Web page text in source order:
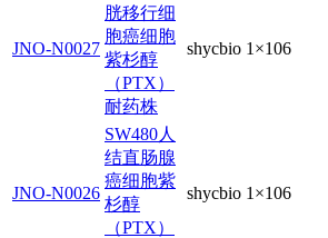
JNO-N0027
胱移行细
胞癌细胞
紫杉醇
（PTX）
耐药株
shycbio 1×106
JNO-N0026
SW480人
结直肠腺
癌细胞紫
杉醇
（PTX）
shycbio 1×106